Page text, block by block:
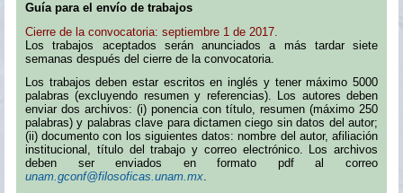
Guía para el envío de trabajos
Cierre de la convocatoria: septiembre 1 de 2017.
Los trabajos aceptados serán anunciados a más tardar siete
semanas después del cierre de la convocatoria.
Los trabajos deben estar escritos en inglés y tener máximo 5000
palabras (excluyendo resumen y referencias). Los autores deben
enviar dos archivos: (i) ponencia con título, resumen (máximo 250
palabras) y palabras clave para dictamen ciego sin datos del autor;
(ii) documento con los siguientes datos: nombre del autor, afiliación
institucional, título del trabajo y correo electrónico. Los archivos
deben ser enviados en formato pdf al correo
unam.gconf@filosoficas.unam.mx.